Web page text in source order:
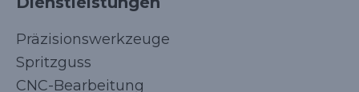
Präzisionswerkzeuge
Spritzguss
CNC-Bearbeitung